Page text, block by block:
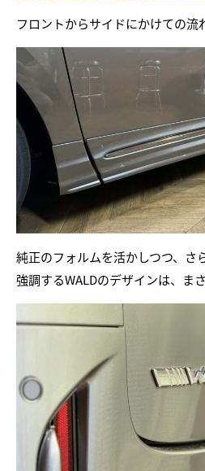
フロントからサイドにかけての流
純正のフォルムを活かしつつ、さ
強調するWALDのデザインは、ま